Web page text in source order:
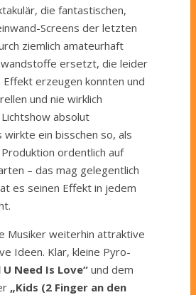
die fantastischen,
Screens der letzten
ziemlich amateurhaft
ersetzt, die leider
Effekt erzeugen konnten und
und nie wirklich
absolut
wirkte ein bisschen so, als
ordentlich auf
– das mag gelegentlich
es seinen Effekt in jedem
Musiker weiterhin attraktive
Ideen. Klar, kleine Pyro-
U Need Is Love“ und dem
„Kids (2 Finger an den